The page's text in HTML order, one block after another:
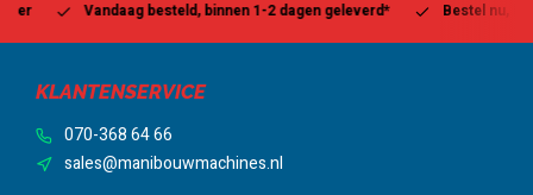
Vandaag besteld, binnen 1-2 dagen geleverd* Bestel nu, betaal
KLANTENSERVICE
070-368 64 66
sales@manibouwmachines.nl